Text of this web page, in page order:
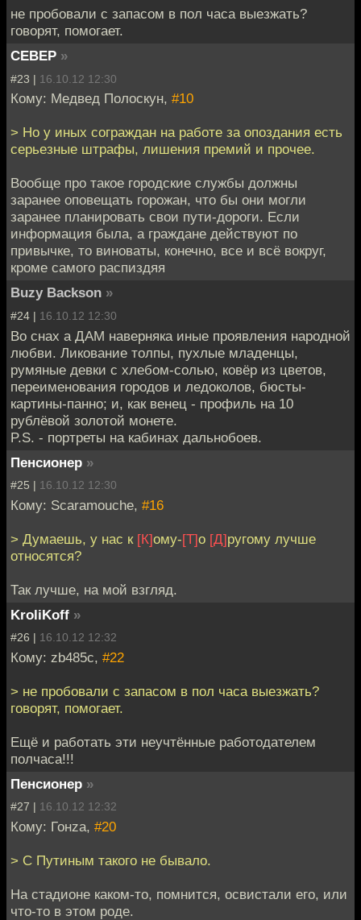
не пробовали с запасом в пол часа выезжать?
говорят, помогает.
CEBEP »
#23 | 16.10.12 12:30
Кому: Медвед Полоскун, #10
> Но у иных сограждан на работе за опоздания есть
серьезные штрафы, лишения премий и прочее.
Вообще про такое городские службы должны
заранее оповещать горожан, что бы они могли
заранее планировать свои пути-дороги. Если
информация была, а граждане действуют по
привычке, то виноваты, конечно, все и всё вокруг,
кроме самого распиздяя
Buzy Backson »
#24 | 16.10.12 12:30
Во снах а ДАМ наверняка иные проявления народной
любви. Ликование толпы, пухлые младенцы,
румяные девки с хлебом-солью, ковёр из цветов,
переименования городов и ледоколов, бюсты-
картины-панно; и, как венец - профиль на 10
рублёвой золотой монете.
P.S. - портреты на кабинах дальнобоев.
Пенсионер »
#25 | 16.10.12 12:30
Кому: Scaramouche, #16
> Думаешь, у нас к [К]ому-[Т]о [Д]ругому лучше
относятся?
Так лучше, на мой взгляд.
KroliKoff »
#26 | 16.10.12 12:32
Кому: zb485c, #22
> не пробовали с запасом в пол часа выезжать?
говорят, помогает.
Ещё и работать эти неучтённые работодателем
полчаса!!!
Пенсионер »
#27 | 16.10.12 12:32
Кому: Гонzа, #20
> С Путиным такого не бывало.
На стадионе каком-то, помнится, освистали его, или
что-то в этом роде.